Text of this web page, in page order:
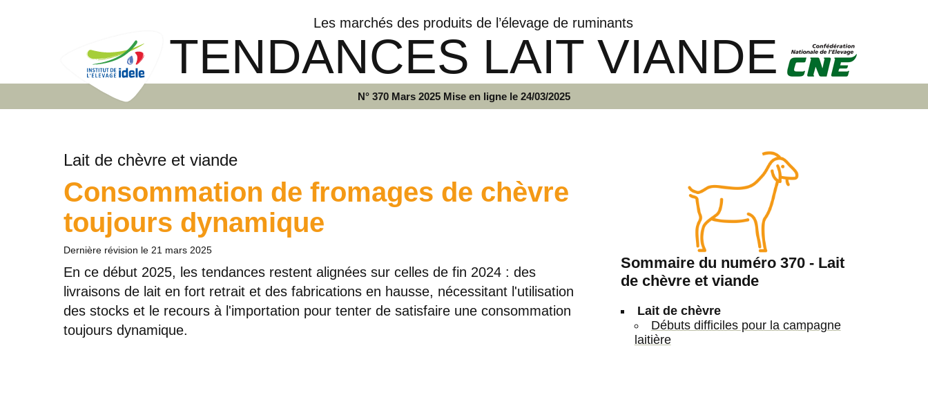
Les marchés des produits de l’élevage de ruminants
TENDANCES LAIT VIANDE
N° 370 Mars 2025 Mise en ligne le 24/03/2025
Lait de chèvre et viande
Consommation de fromages de chèvre
toujours dynamique
Dernière révision le 21 mars 2025
En ce début 2025, les tendances restent alignées sur celles de fin 2024 : des
livraisons de lait en fort retrait et des fabrications en hausse, nécessitant l'utilisation
des stocks et le recours à l'importation pour tenter de satisfaire une consommation
toujours dynamique.
Sommaire du numéro 370 - Lait
de chèvre et viande
Lait de chèvre
Débuts difficiles pour la campagne
laitière